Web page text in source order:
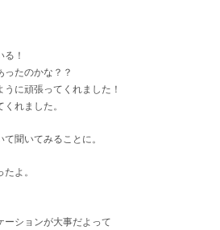
！
ったのかな？？
に頑張ってくれました！
れました。
聞いてみることに。
よ。
ーションが大事だよって